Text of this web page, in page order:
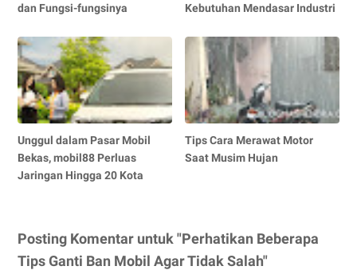
dan Fungsi-fungsinya
Kebutuhan Mendasar Industri
Unggul dalam Pasar Mobil
Bekas, mobil88 Perluas
Jaringan Hingga 20 Kota
Tips Cara Merawat Motor
Saat Musim Hujan
Posting Komentar untuk "Perhatikan Beberapa
Tips Ganti Ban Mobil Agar Tidak Salah"